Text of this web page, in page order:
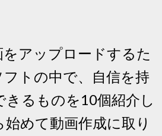
をアップロードするた
トの中で、自信を持
きるものを10個紹介し
めて動画作成に取り